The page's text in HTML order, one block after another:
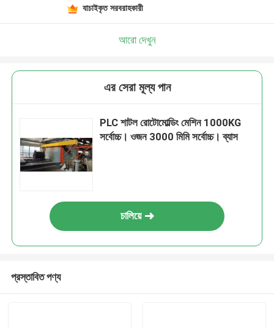
যাচাইকৃত সরবরাহকারী
আরো দেখুন
এর সেরা মূল্য পান
PLC শাটল রোটোমোল্ডিং মেশিন 1000KG
সর্বোচ্চ। ওজন 3000 মিমি সর্বোচ্চ। ব্যাস
চালিয়ে
প্রস্তাবিত পণ্য